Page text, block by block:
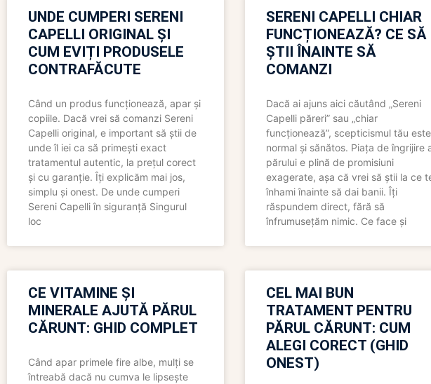
UNDE CUMPERI SERENI
CAPELLI ORIGINAL ȘI
CUM EVIȚI PRODUSELE
CONTRAFĂCUTE
Când un produs funcționează, apar și
copiile. Dacă vrei să comanzi Sereni
Capelli original, e important să știi de
unde îl iei ca să primești exact
tratamentul autentic, la prețul corect
și cu garanție. Îți explicăm mai jos,
simplu și onest. De unde cumperi
Sereni Capelli în siguranță Singurul
loc
SERENI CAPELLI CHIAR
FUNCȚIONEAZĂ? CE SĂ
ȘTII ÎNAINTE SĂ
COMANZI
Dacă ai ajuns aici căutând „Sereni
Capelli păreri” sau „chiar
funcționează”, scepticismul tău este
normal și sănătos. Piața de îngrijire
părului e plină de promisiuni
exagerate, așa că vrei să știi la ce
înhami înainte să dai banii. Îți
răspundem direct, fără să
înfrumusețăm nimic. Ce face și
CE VITAMINE ȘI
MINERALE AJUTĂ PĂRUL
CĂRUNT: GHID COMPLET
Când apar primele fire albe, mulți se
întreabă dacă nu cumva le lipsește
CEL MAI BUN
TRATAMENT PENTRU
PĂRUL CĂRUNT: CUM
ALEGI CORECT (GHID
ONEST)